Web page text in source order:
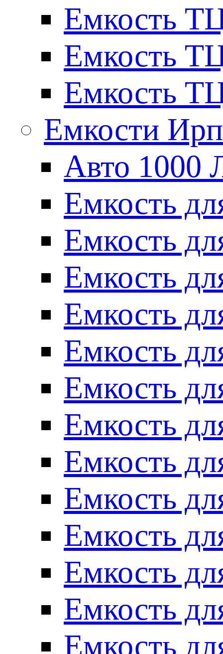
Емкость
Емкость
Емкость
Емкости
Авто 1000
Емкость
Емкость
Емкость
Емкость
Емкость
Емкость
Емкость
Емкость
Емкость
Емкость
Емкость
Емкость
Емкость